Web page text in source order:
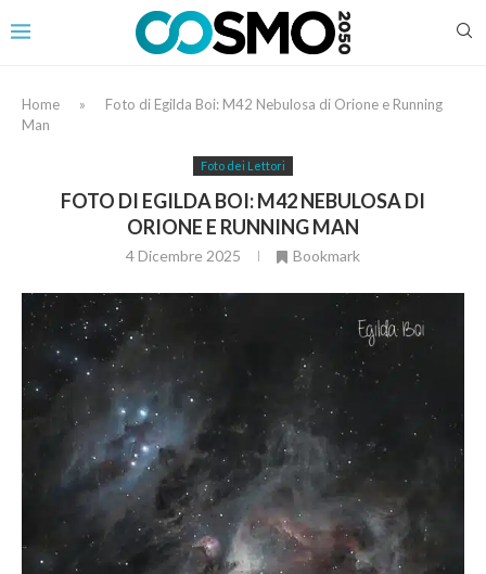
Home »
Foto di Egilda Boi: M42 Nebulosa di Orione e Running
Man
Foto dei Lettori
FOTO DI EGILDA BOI: M42 NEBULOSA DI
ORIONE E RUNNING MAN
4 Dicembre 2025 Bookmark